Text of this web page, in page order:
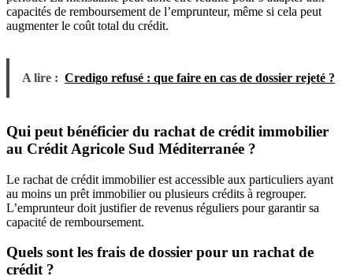
capacités de remboursement de l’emprunteur, même si cela peut
augmenter le coût total du crédit.
A lire : Credigo refusé : que faire en cas de dossier rejeté ?
Qui peut bénéficier du rachat de crédit immobilier
au Crédit Agricole Sud Méditerranée ?
Le rachat de crédit immobilier est accessible aux particuliers ayant
au moins un prêt immobilier ou plusieurs crédits à regrouper.
L’emprunteur doit justifier de revenus réguliers pour garantir sa
capacité de remboursement.
Quels sont les frais de dossier pour un rachat de
crédit ?